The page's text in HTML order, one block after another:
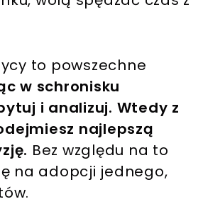
to powszechne
w schronisku
i analizuj. Wtedy z
najlepszą
Bez względu na to
na adopcji jednego,